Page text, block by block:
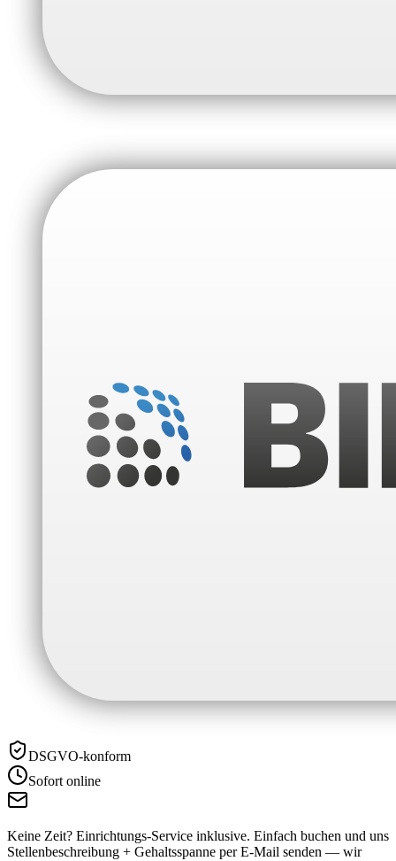
DSGVO-konform
Sofort online
Keine Zeit? Einrichtungs-Service inklusive. Einfach buchen und uns
Stellenbeschreibung + Gehaltsspanne per E-Mail senden — wir